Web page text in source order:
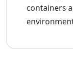
containers